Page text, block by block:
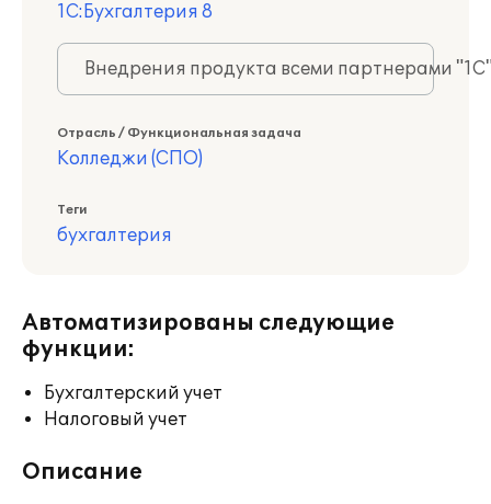
1С:Бухгалтерия 8
Внедрения продукта всеми партнерами
Отрасль / Функциональная задача
Колледжи (СПО)
Теги
бухгалтерия
Автоматизированы следующие
функции:
Бухгалтерский учет
Налоговый учет
Описание